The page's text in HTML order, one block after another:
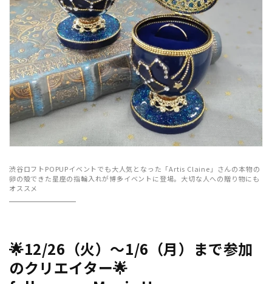
渋谷ロフトPOPUPイベントでも大人気となった「Artis Claine」さんの本物の
卵の殻できた星座の指輪入れが博多イベントに登場。大切な人への贈り物にも
オススメ
🌟12/26（火）～1/6（月）まで参加
のクリエイター🌟